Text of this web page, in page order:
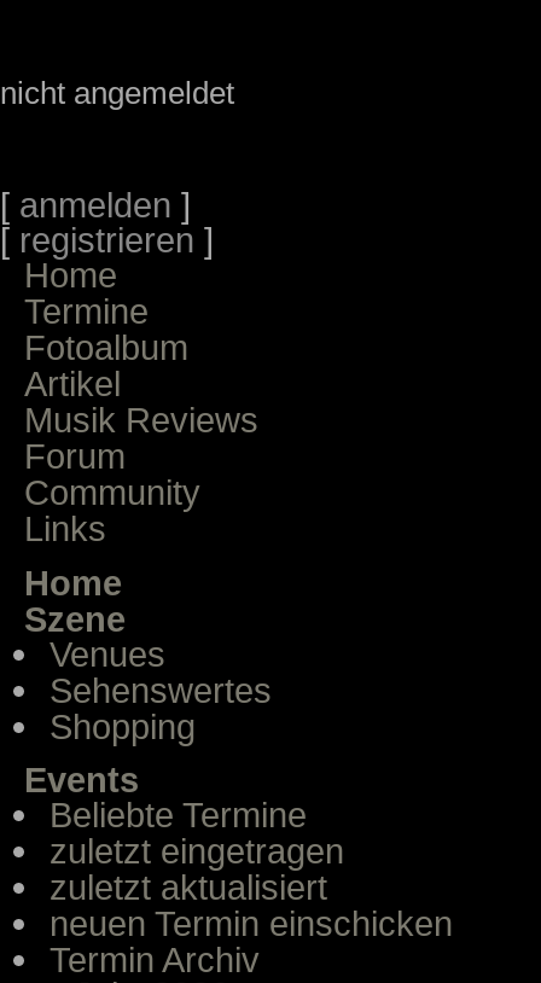
nicht angemeldet
[ anmelden ]
[ registrieren ]
Home
Termine
Fotoalbum
Artikel
Musik Reviews
Forum
Community
Links
Home
Szene
Venues
Sehenswertes
Shopping
Events
Beliebte Termine
zuletzt eingetragen
zuletzt aktualisiert
neuen Termin einschicken
Termin Archiv